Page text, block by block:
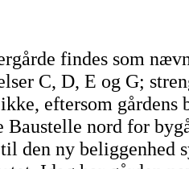
findes som
C, D, E og G;
eftersom gårdens
Baustelle nord for
den ny beliggenhed